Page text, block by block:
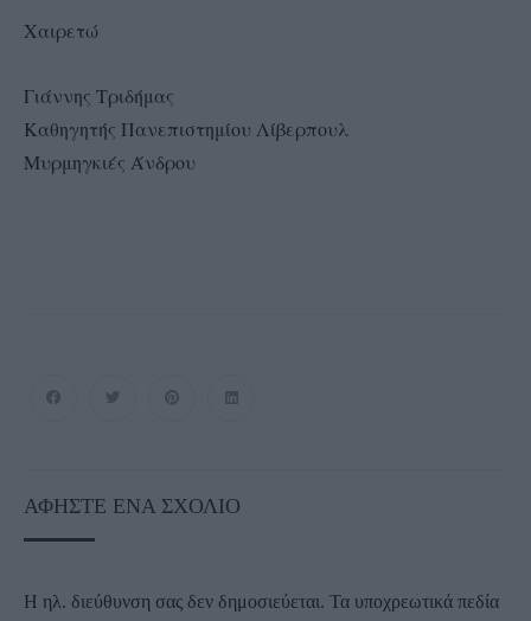
Χαιρετώ
Γιάννης Τριδήμας
Καθηγητής Πανεπιστημίου Λίβερπουλ
Μυρμηγκιές Άνδρου
ΑΦΉΣΤΕ ΈΝΑ ΣΧΌΛΙΟ
Η ηλ. διεύθυνση σας δεν δημοσιεύεται. Τα υποχρεωτικά πεδία